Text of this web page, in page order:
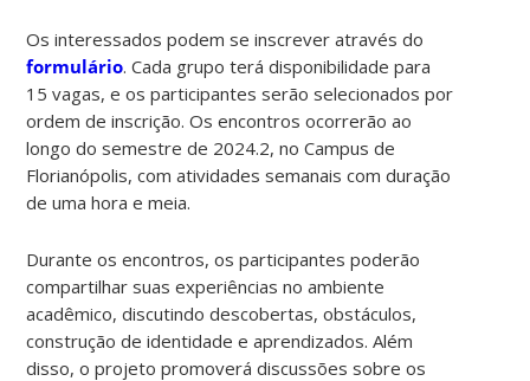
Os interessados podem se inscrever através do
formulário. Cada grupo terá disponibilidade para
15 vagas, e os participantes serão selecionados por
ordem de inscrição. Os encontros ocorrerão ao
longo do semestre de 2024.2, no Campus de
Florianópolis, com atividades semanais com duração
de uma hora e meia.
Durante os encontros, os participantes poderão
compartilhar suas experiências no ambiente
acadêmico, discutindo descobertas, obstáculos,
construção de identidade e aprendizados. Além
disso, o projeto promoverá discussões sobre os